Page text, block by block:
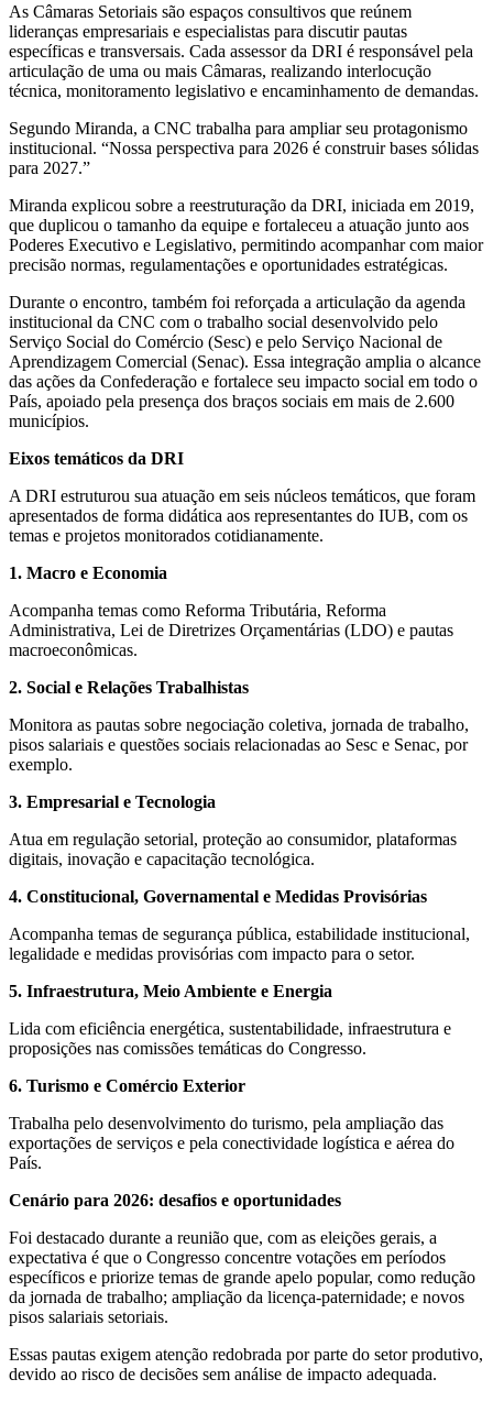
As Câmaras Setoriais são espaços consultivos que reúnem
lideranças empresariais e especialistas para discutir pautas
específicas e transversais. Cada assessor da DRI é responsável pela
articulação de uma ou mais Câmaras, realizando interlocução
técnica, monitoramento legislativo e encaminhamento de demandas.
Segundo Miranda, a CNC trabalha para ampliar seu protagonismo
institucional. “Nossa perspectiva para 2026 é construir bases sólidas
para 2027.”
Miranda explicou sobre a reestruturação da DRI, iniciada em 2019,
que duplicou o tamanho da equipe e fortaleceu a atuação junto aos
Poderes Executivo e Legislativo, permitindo acompanhar com maior
precisão normas, regulamentações e oportunidades estratégicas.
Durante o encontro, também foi reforçada a articulação da agenda
institucional da CNC com o trabalho social desenvolvido pelo
Serviço Social do Comércio (Sesc) e pelo Serviço Nacional de
Aprendizagem Comercial (Senac). Essa integração amplia o alcance
das ações da Confederação e fortalece seu impacto social em todo o
País, apoiado pela presença dos braços sociais em mais de 2.600
municípios.
Eixos temáticos da DRI
A DRI estruturou sua atuação em seis núcleos temáticos, que foram
apresentados de forma didática aos representantes do IUB, com os
temas e projetos monitorados cotidianamente.
1. Macro e Economia
Acompanha temas como Reforma Tributária, Reforma
Administrativa, Lei de Diretrizes Orçamentárias (LDO) e pautas
macroeconômicas.
2. Social e Relações Trabalhistas
Monitora as pautas sobre negociação coletiva, jornada de trabalho,
pisos salariais e questões sociais relacionadas ao Sesc e Senac, por
exemplo.
3. Empresarial e Tecnologia
Atua em regulação setorial, proteção ao consumidor, plataformas
digitais, inovação e capacitação tecnológica.
4. Constitucional, Governamental e Medidas Provisórias
Acompanha temas de segurança pública, estabilidade institucional,
legalidade e medidas provisórias com impacto para o setor.
5. Infraestrutura, Meio Ambiente e Energia
Lida com eficiência energética, sustentabilidade, infraestrutura e
proposições nas comissões temáticas do Congresso.
6. Turismo e Comércio Exterior
Trabalha pelo desenvolvimento do turismo, pela ampliação das
exportações de serviços e pela conectividade logística e aérea do
País.
Cenário para 2026: desafios e oportunidades
Foi destacado durante a reunião que, com as eleições gerais, a
expectativa é que o Congresso concentre votações em períodos
específicos e priorize temas de grande apelo popular, como redução
da jornada de trabalho; ampliação da licença-paternidade; e novos
pisos salariais setoriais.
Essas pautas exigem atenção redobrada por parte do setor produtivo,
devido ao risco de decisões sem análise de impacto adequada.